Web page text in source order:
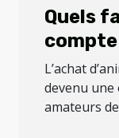
Quels
compte
?
L’achat
devenu
amateurs